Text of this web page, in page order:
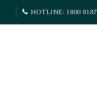
HOTLINE: 1800 8187